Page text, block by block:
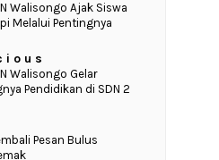
Walisongo Ajak Siswa
Melalui Pentingnya
i o u s
Walisongo Gelar
Pendidikan di SDN 2
Pesan Bulus